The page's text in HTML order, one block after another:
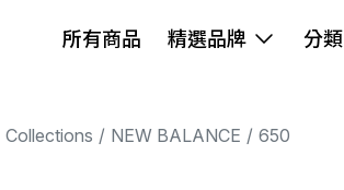
所有商品 精選品牌 分類
Collections NEW BALANCE 650